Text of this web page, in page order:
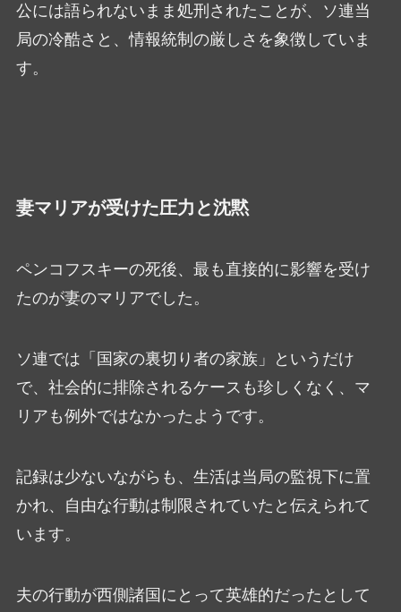
公には語られないまま処刑されたことが、ソ連当
局の冷酷さと、情報統制の厳しさを象徴していま
す。
妻マリアが受けた圧力と沈黙
ペンコフスキーの死後、最も直接的に影響を受け
たのが妻のマリアでした。
ソ連では「国家の裏切り者の家族」というだけ
で、社会的に排除されるケースも珍しくなく、マ
リアも例外ではなかったようです。
記録は少ないながらも、生活は当局の監視下に置
かれ、自由な行動は制限されていたと伝えられて
います。
夫の行動が西側諸国にとって英雄的だったとして